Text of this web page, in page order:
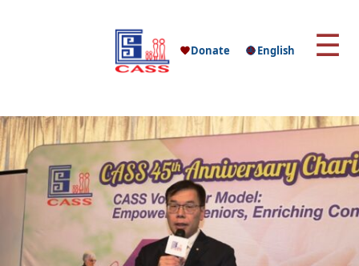
Donate English ☰